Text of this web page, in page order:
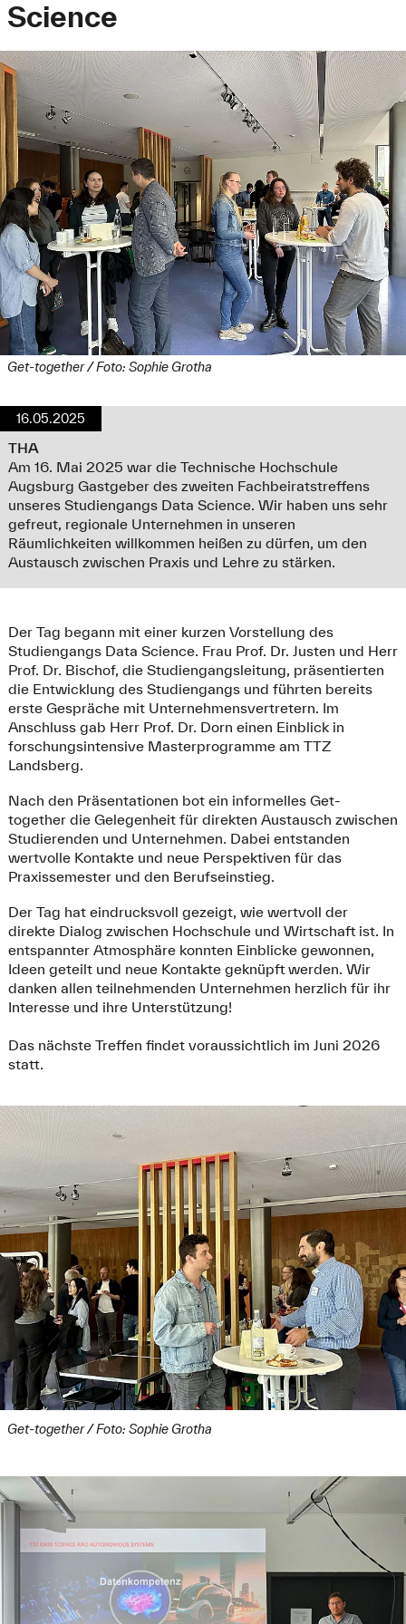
Science
Get-together / Foto: Sophie Grotha
16.05.2025
THA
Am 16. Mai 2025 war die Technische Hochschule
Augsburg Gastgeber des zweiten Fachbeiratstreffens
unseres Studiengangs Data Science. Wir haben uns sehr
gefreut, regionale Unternehmen in unseren
Räumlichkeiten willkommen heißen zu dürfen, um den
Austausch zwischen Praxis und Lehre zu stärken.
Der Tag begann mit einer kurzen Vorstellung des
Studiengangs Data Science. Frau Prof. Dr. Justen und Herr
Prof. Dr. Bischof, die Studiengangsleitung, präsentierten
die Entwicklung des Studiengangs und führten bereits
erste Gespräche mit Unternehmensvertretern. Im
Anschluss gab Herr Prof. Dr. Dorn einen Einblick in
forschungsintensive Masterprogramme am TTZ
Landsberg.
Nach den Präsentationen bot ein informelles Get-
together die Gelegenheit für direkten Austausch zwischen
Studierenden und Unternehmen. Dabei entstanden
wertvolle Kontakte und neue Perspektiven für das
Praxissemester und den Berufseinstieg.
Der Tag hat eindrucksvoll gezeigt, wie wertvoll der
direkte Dialog zwischen Hochschule und Wirtschaft ist. In
entspannter Atmosphäre konnten Einblicke gewonnen,
Ideen geteilt und neue Kontakte geknüpft werden. Wir
danken allen teilnehmenden Unternehmen herzlich für ihr
Interesse und ihre Unterstützung!
Das nächste Treffen findet voraussichtlich im Juni 2026
statt.
Get-together / Foto: Sophie Grotha